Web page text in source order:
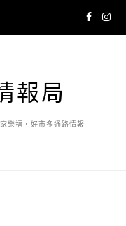
報局
樂福・好市多通路情報